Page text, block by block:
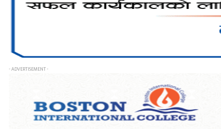
- ADVERTISEMENT -